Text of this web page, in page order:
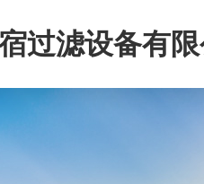
过滤设备有